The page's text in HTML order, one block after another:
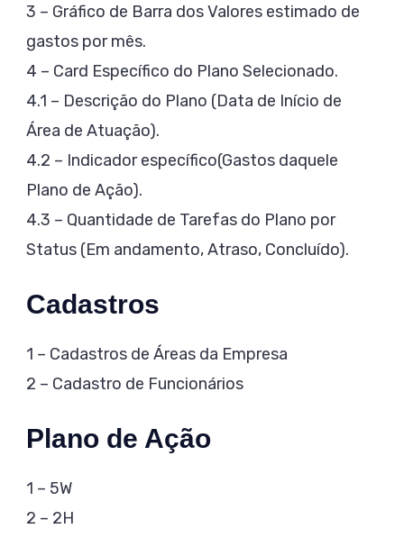
3 – Gráfico de Barra dos Valores estimado de
gastos por mês.
4 – Card Específico do Plano Selecionado.
4.1 – Descrição do Plano (Data de Início de
Área de Atuação).
4.2 – Indicador específico(Gastos daquele
Plano de Ação).
4.3 – Quantidade de Tarefas do Plano por
Status (Em andamento, Atraso, Concluído).
Cadastros
1 – Cadastros de Áreas da Empresa
2 – Cadastro de Funcionários
Plano de Ação
1 – 5W
2 – 2H